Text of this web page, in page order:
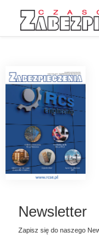
Newsletter
Zapisz się do naszego